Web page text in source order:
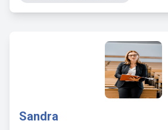
Sandra